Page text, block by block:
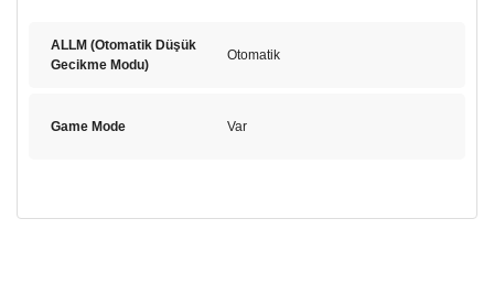
ALLM (Otomatik Düşük
Gecikme Modu)
Otomatik
Game Mode Var